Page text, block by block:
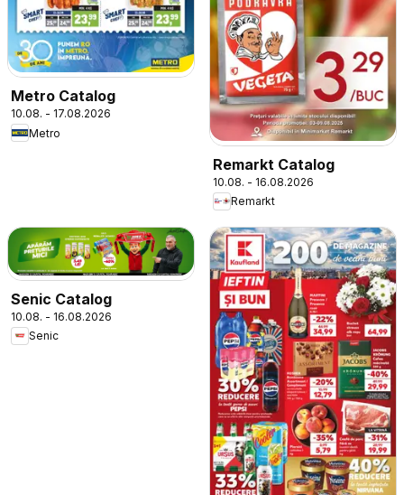
Metro Catalog
10.08. - 17.08.2026
Metro
Remarkt Catalog
10.08. - 16.08.2026
Remarkt
Senic Catalog
10.08. - 16.08.2026
Senic